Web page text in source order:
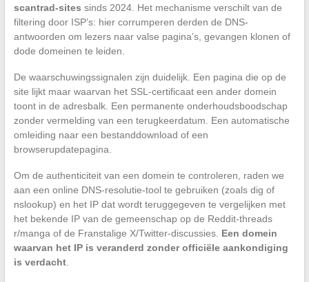
scantrad-sites sinds 2024. Het mechanisme verschilt van de
filtering door ISP’s: hier corrumperen derden de DNS-
antwoorden om lezers naar valse pagina’s, gevangen klonen of
dode domeinen te leiden.
De waarschuwingssignalen zijn duidelijk. Een pagina die op de
site lijkt maar waarvan het SSL-certificaat een ander domein
toont in de adresbalk. Een permanente onderhoudsboodschap
zonder vermelding van een terugkeerdatum. Een automatische
omleiding naar een bestanddownload of een
browserupdatepagina.
Om de authenticiteit van een domein te controleren, raden we
aan een online DNS-resolutie-tool te gebruiken (zoals dig of
nslookup) en het IP dat wordt teruggegeven te vergelijken met
het bekende IP van de gemeenschap op de Reddit-threads
r/manga of de Franstalige X/Twitter-discussies. Een domein
waarvan het IP is veranderd zonder officiële aankondiging
is verdacht.